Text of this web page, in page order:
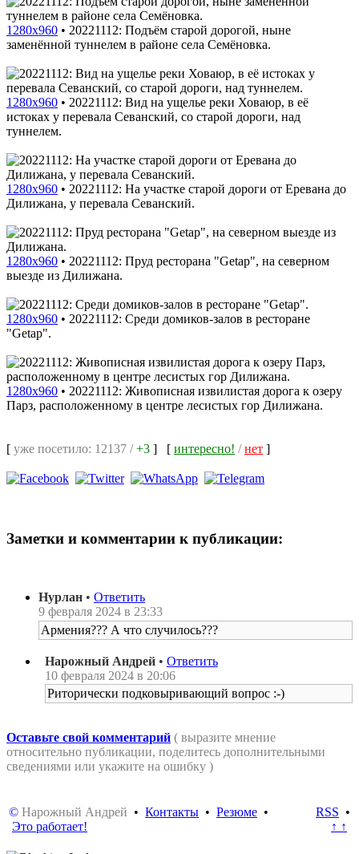
1280x960 • 20221112: Подъём старой дорогой, ныне
заменённой туннелем в районе села Семёновка.
1280x960 • 20221112: Вид на ущелье реки Ховаюр, в её
истоках у перевала Севанский, со старой дороги, над
туннелем.
1280x960 • 20221112: На участке старой дороги от Еревана до
Дилижана, у перевала Севанский.
1280x960 • 20221112: Пруд ресторана "Getap", на северном
выезде из Дилижана.
1280x960 • 20221112: Среди домиков-залов в ресторане
"Getap".
1280x960 • 20221112: Живописная извилистая дорога к озеру
Парз, расположенному в центре лесистых гор Дилижана.
[ уже посетило: 12137 /+3 ] [ интересно! /нет ]
Заметки и комментарии к публикации:
Нурлан • Ответить
9 февраля 2024 в 23:33
Армения??? А что случилось???
Нарожный Андрей • Ответить
10 февраля 2024 в 20:06
Риторически подковыривающий вопрос :-)
Оставьте свой комментарий ( выразите мнение
относительно публикации, поделитесь дополнительными
сведениями или укажите на ошибку )
© Нарожный Андрей • Контакты • Резюме •
Это работает!
RSS •
↑ ↑